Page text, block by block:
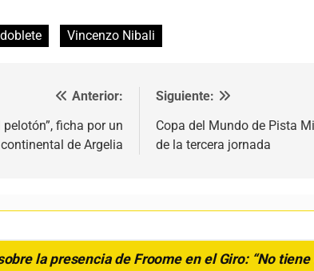
doblete Vincenzo Nibali
Anterior:
pelotón”, ficha por un
de Argelia
Siguiente:
Copa del Mundo de Pista
de la tercera jornada
la presencia de Froome en el Giro: “No